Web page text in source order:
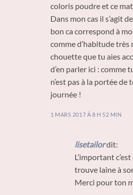
coloris poudre et ce
Dans mon cas il s’agit
bon ca correspond à
comme d’habitude très
chouette que tu aies
d’en parler ici : comme
n’est pas à la portée
journée !
1 MARS 2017 À 8 H 52 MIN
lisetailordit:
L’important
trouve laine à
Merci pour ton